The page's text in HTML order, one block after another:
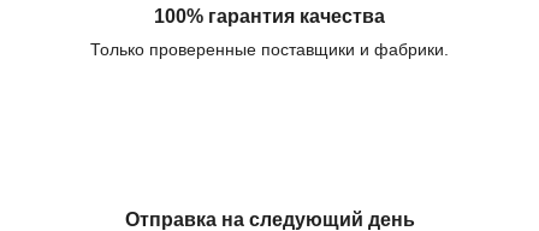
100% гарантия качества
Только проверенные поставщики и фабрики.
Отправка на следующий день